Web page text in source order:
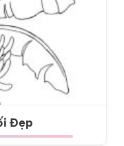
Đẹp